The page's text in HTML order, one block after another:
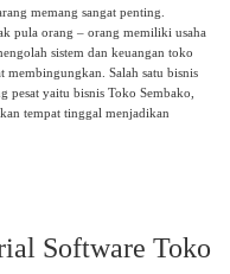
memang sangat penting.
pula orang – orang memiliki usaha
sistem dan keuangan toko
membingungkan. Salah satu bisnis
pesat yaitu bisnis Toko Sembako,
tempat tinggal menjadikan
Software Toko